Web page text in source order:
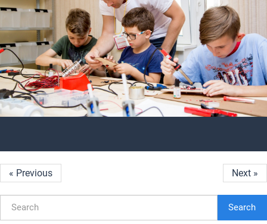
« Previous Next »
Search